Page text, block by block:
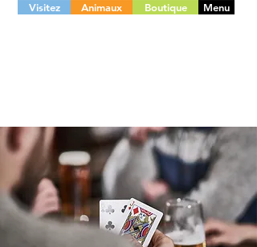
Visitez Animaux Boutique Menu